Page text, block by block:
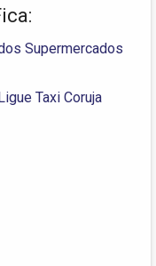
Supermercados
Taxi Coruja